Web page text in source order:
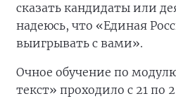
сказать кандидаты или
надеюсь, что «Единая
выигрывать с вами».
Очное обучение по
текст» проходило с 21 по